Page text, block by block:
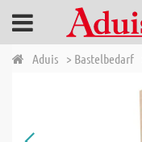
Aduis > Bastelbedarf